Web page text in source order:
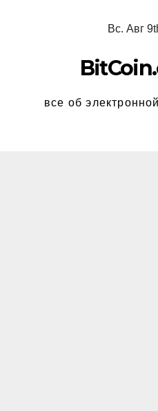
Вс. Авг
все об